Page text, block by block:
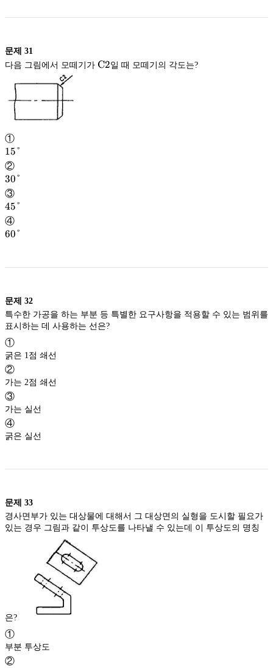
문제 31
다음 그림에서 모떼기가 \mathrm
C2
①
15°
15°
②
30°
30°
③
45°
45°
④
60°
60°
문제 32
특수한 가공을 하는 부분 등 특별한 요구사항을 적용할 수 있는 범위를
①
굵은 1점 쇄선
②
가는 2점 쇄선
③
가는 실선
④
굵은 실선
문제 33
경사면부가 있는 대상물에 대해서 그 대상면의 실형을 도시할 필요가
있는 경우 그림과 같이 투상도를 나타낼 수 있는데 이 투상도의 명칭
①
부분 투상도
②